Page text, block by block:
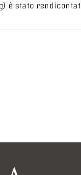
è stato